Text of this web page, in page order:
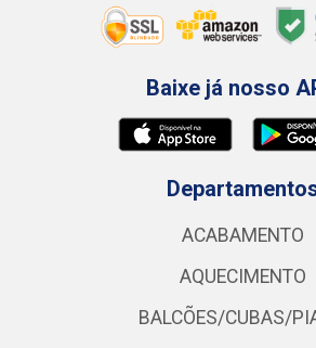
Baixe já nosso
ACABAMENTO
AQUECIMENTO
BALCÕES/CUBAS/